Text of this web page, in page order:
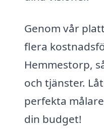
Genom vår
flera
Hemmestorp,
och tjänster.
perfekta
din budget!